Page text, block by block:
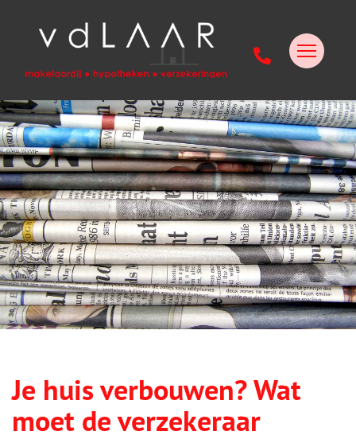
Je huis verbouwen? Wat
moet de verzekeraar